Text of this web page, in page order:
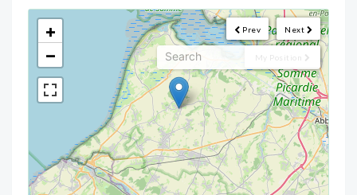
Next
Prev
My Position
<!---->
+
−